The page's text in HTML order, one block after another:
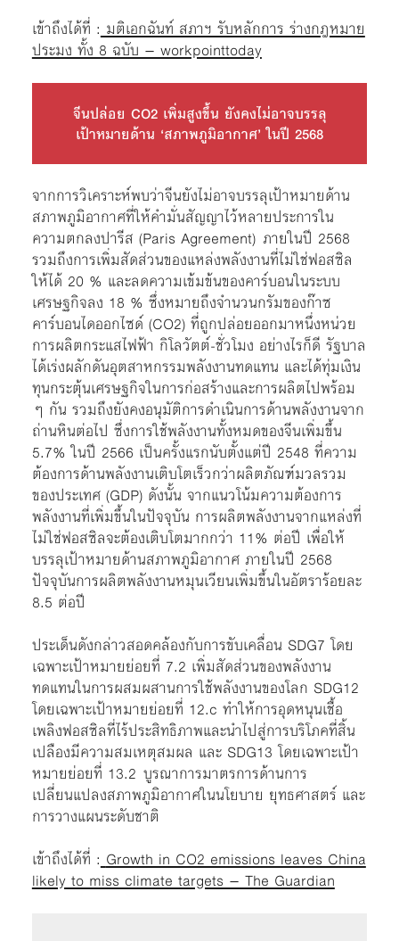
เข้าถึงได้ที่ :มติเอกฉันท์ สภาฯ รับหลักการ ร่างกฎหมาย
ประมง ทั้ง 8 ฉบับ – workpointtoday
จีนปล่อย CO2 เพิ่มสูงขึ้น ยังคงไม่อาจบรรลุ
เป้าหมายด้าน ‘สภาพภูมิอากาศ’ ในปี 2568
จากการวิเคราะห์พบว่าจีนยังไม่อาจบรรลุเป้าหมายด้าน
สภาพภูมิอากาศที่ให้คำมั่นสัญญาไว้หลายประการใน
ความตกลงปารีส (Paris Agreement) ภายในปี 2568
รวมถึงการเพิ่มสัดส่วนของแหล่งพลังงานที่ไม่ใช่ฟอสซิล
ให้ได้ 20 % และลดความเข้มข้นของคาร์บอนในระบบ
เศรษฐกิจลง 18 % ซึ่งหมายถึงจำนวนกรัมของก๊าซ
คาร์บอนไดออกไซด์ (CO2) ที่ถูกปล่อยออกมาหนึ่งหน่วย
การผลิตกระแสไฟฟ้า กิโลวัตต์-ชั่วโมง อย่างไรก็ดี รัฐบาล
ได้เร่งผลักดันอุตสาหกรรมพลังงานทดแทน และได้ทุ่มเงิน
ทุนกระตุ้นเศรษฐกิจในการก่อสร้างและการผลิตไปพร้อม
ๆ กัน รวมถึงยังคงอนุมัติการดำเนินการด้านพลังงานจาก
ถ่านหินต่อไป ซึ่งการใช้พลังงานทั้งหมดของจีนเพิ่มขึ้น
5.7% ในปี 2566 เป็นครั้งแรกนับตั้งแต่ปี 2548 ที่ความ
ต้องการด้านพลังงานเติบโตเร็วกว่าผลิตภัณฑ์มวลรวม
ของประเทศ (GDP) ดังนั้น จากแนวโน้มความต้องการ
พลังงานที่เพิ่มขึ้นในปัจจุบัน การผลิตพลังงานจากแหล่งที่
ไม่ใช่ฟอสซิลจะต้องเติบโตมากกว่า 11% ต่อปี เพื่อให้
บรรลุเป้าหมายด้านสภาพภูมิอากาศ ภายในปี 2568
ปัจจุบันการผลิตพลังงานหมุนเวียนเพิ่มขึ้นในอัตราร้อยละ
8.5 ต่อปี
ประเด็นดังกล่าวสอดคล้องกับการขับเคลื่อน SDG7 โดย
เฉพาะเป้าหมายย่อยที่ 7.2 เพิ่มสัดส่วนของพลังงาน
ทดแทนในการผสมผสานการใช้พลังงานของโลก SDG12
โดยเฉพาะเป้าหมายย่อยที่ 12.c ทำให้การอุดหนุนเชื้อ
เพลิงฟอสซิลที่ไร้ประสิทธิภาพและนำไปสู่การบริโภคที่สิ้น
เปลืองมีความสมเหตุสมผล และ SDG13 โดยเฉพาะเป้า
หมายย่อยที่ 13.2 บูรณาการมาตรการด้านการ
เปลี่ยนแปลงสภาพภูมิอากาศในนโยบาย ยุทธศาสตร์ และ
การวางแผนระดับชาติ
เข้าถึงได้ที่ : Growth in CO2 emissions leaves China
likely to miss climate targets – The Guardian